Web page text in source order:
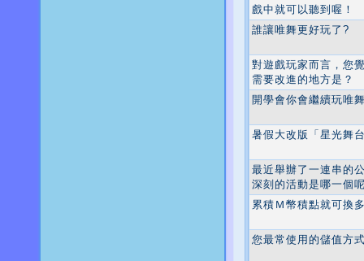
戲中就可以聽到喔！
誰讓唯舞更好玩了?
對遊戲玩家而言，您
需要改進的地方是？
開學會你會繼續玩唯
暑假大改版「星光舞
最近舉辦了一連串的
深刻的活動是哪一個
累積Ｍ幣積點就可換
您最常使用的儲值方